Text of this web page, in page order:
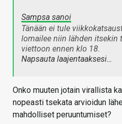
Sampsa sanoi
Tänään ei tule
lomailee niin lähden
viettoon ennen klo 18.
Napsauta laajentaaksesi…
Onko muuten jotain virallista
nopeasti tsekata arvioidun
mahdolliset peruuntumiset?